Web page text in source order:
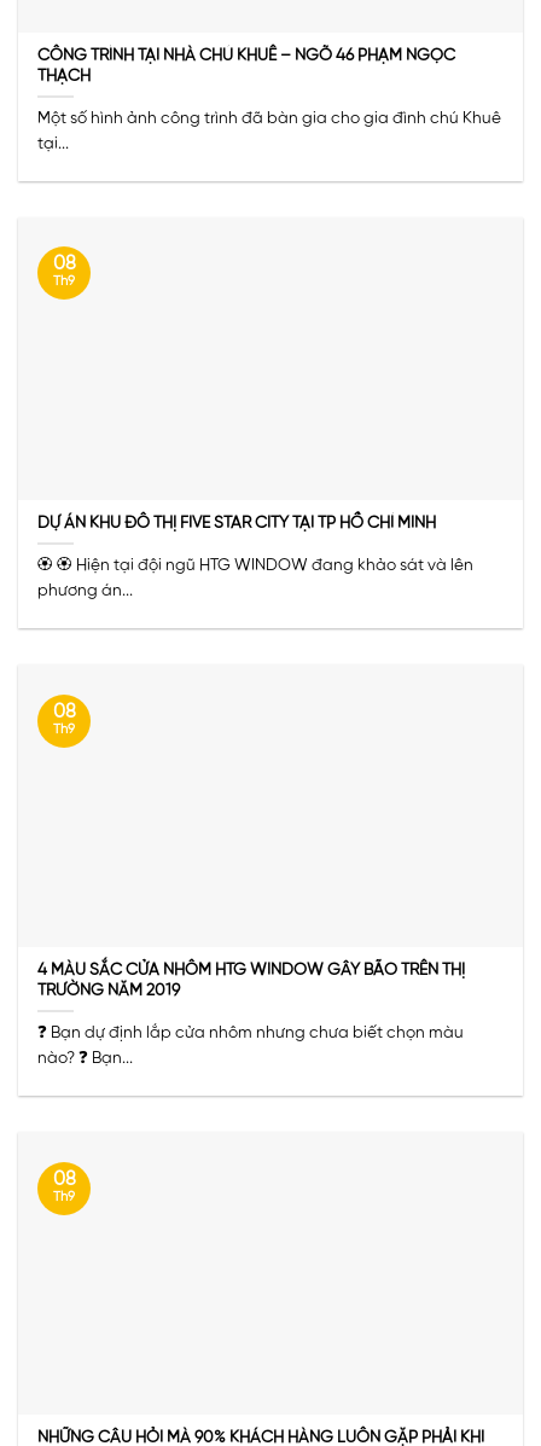
CÔNG TRÌNH TẠI NHÀ CHÚ KHUÊ – NGÕ 46 PHẠM NGỌC
THẠCH
Một số hình ảnh công trình đã bàn gia cho gia đình chú Khuê
tại...
DỰ ÁN KHU ĐÔ THỊ FIVE STAR CITY TẠI TP HỒ CHÍ MINH
🏵️ 🏵️ Hiện tại đội ngũ HTG WINDOW đang khảo sát và lên
phương án...
08
Th9
4 MÀU SẮC CỬA NHÔM HTG WINDOW GÂY BÃO TRÊN THỊ
TRƯỜNG NĂM 2019
❓ Bạn dự định lắp cửa nhôm nhưng chưa biết chọn màu
nào? ❓ Bạn...
08
Th9
NHỮNG CÂU HỎI MÀ 90% KHÁCH HÀNG LUÔN GẶP PHẢI KHI
08
Th9